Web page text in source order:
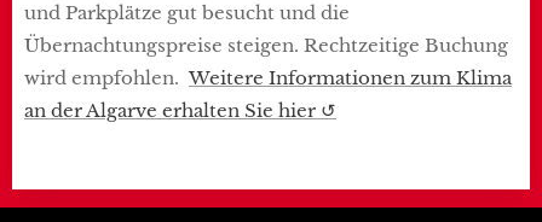
und Parkplätze gut besucht und die
Übernachtungspreise steigen. Rechtzeitige Buchung
wird empfohlen.Weitere Informationen zum Klima
an der Algarve erhalten Sie hier ↺